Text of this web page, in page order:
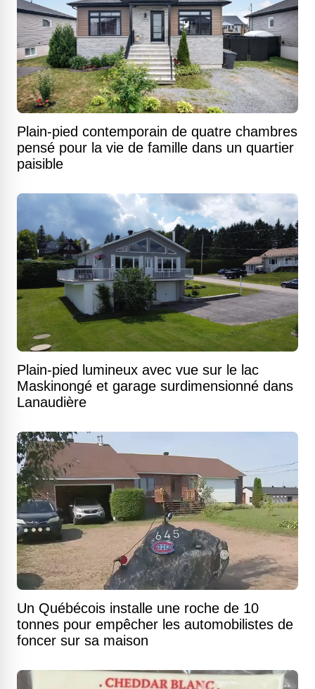
Plain-pied contemporain de quatre chambres
pensé pour la vie de famille dans un quartier
paisible
Plain-pied lumineux avec vue sur le lac
Maskinongé et garage surdimensionné dans
Lanaudière
Un Québécois installe une roche de 10
tonnes pour empêcher les automobilistes de
foncer sur sa maison